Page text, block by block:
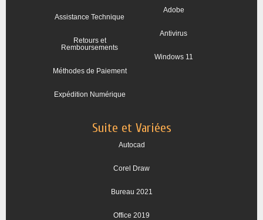
Assistance Technique
Retours et
Remboursements
Méthodes de Paiement
Expédition Numérique
Adobe
Antivirus
Windows 11
Suite et Variées
Autocad
Corel Draw
Bureau 2021
Office 2019